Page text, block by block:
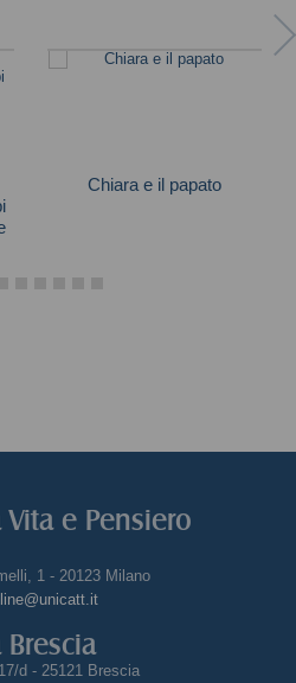
Chiara e il papato
Vita e Pensiero
1 - 20123 Milano
Brescia
d - 25121 Brescia